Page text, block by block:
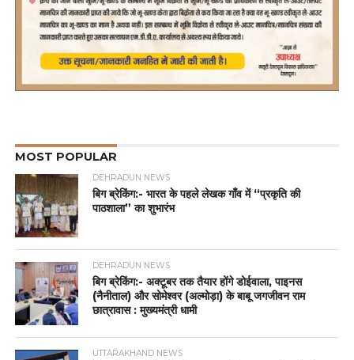
MOST POPULAR
DEHRADUN NEWS
बिग ब्रेकिंग:- भारत के पहले लेखक गाँव में “प्रकृति की
पाठशाला” का शुभारंभ
DEHRADUN NEWS
बिग ब्रेकिंग:- अक्टूबर तक तैयार होंगे डोईवाला, पाइनस
(नैनीताल) और सोमेश्वर (अल्मोड़ा) के बाबू जगजीवन राम
छात्रावास : मुख्यमंत्री धामी
UTTARAKHAND NEWS